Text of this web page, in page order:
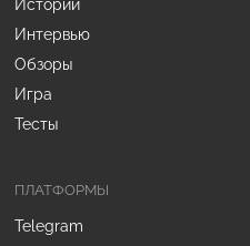
Истории
Интервью
Обзоры
Игра
Тесты
ПЛАТФОРМЫ
Telegram